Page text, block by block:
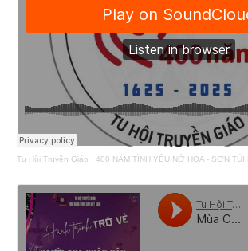
Tu Hội Truyền Giáo · 400 NĂM TÌNH YÊU NỞ HOA - SƠN TÚI